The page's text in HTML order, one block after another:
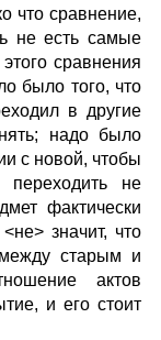
что сравнение,
не есть самые
сравнения
было того, что
в другие
надо было
с новой, чтобы
переходить не
фактически
значит, что
между старым и
актов
и его стоит